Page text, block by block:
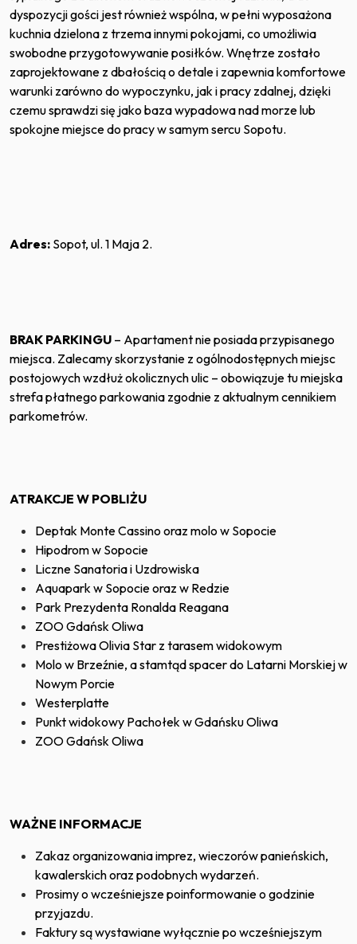
dyspozycji gości jest również wspólna, w pełni wyposażona
kuchnia dzielona z trzema innymi pokojami, co umożliwia
swobodne przygotowywanie posiłków. Wnętrze zostało
zaprojektowane z dbałością o detale i zapewnia komfortowe
warunki zarówno do wypoczynku, jak i pracy zdalnej, dzięki
czemu sprawdzi się jako baza wypadowa nad morze lub
spokojne miejsce do pracy w samym sercu Sopotu.
Adres: Sopot, ul. 1 Maja 2.
BRAK PARKINGU – Apartament nie posiada przypisanego
miejsca. Zalecamy skorzystanie z ogólnodostępnych miejsc
postojowych wzdłuż okolicznych ulic – obowiązuje tu miejska
strefa płatnego parkowania zgodnie z aktualnym cennikiem
parkometrów.
ATRAKCJE W POBLIŻU
Deptak Monte Cassino oraz molo w Sopocie
Hipodrom w Sopocie
Liczne Sanatoria i Uzdrowiska
Aquapark w Sopocie oraz w Redzie
Park Prezydenta Ronalda Reagana
ZOO Gdańsk Oliwa
Prestiżowa Olivia Star z tarasem widokowym
Molo w Brzeźnie, a stamtąd spacer do Latarni Morskiej w
Nowym Porcie
Westerplatte
Punkt widokowy Pachołek w Gdańsku Oliwa
ZOO Gdańsk Oliwa
WAŻNE INFORMACJE
Zakaz organizowania imprez, wieczorów panieńskich,
kawalerskich oraz podobnych wydarzeń.
Prosimy o wcześniejsze poinformowanie o godzinie
przyjazdu.
Faktury są wystawiane wyłącznie po wcześniejszym